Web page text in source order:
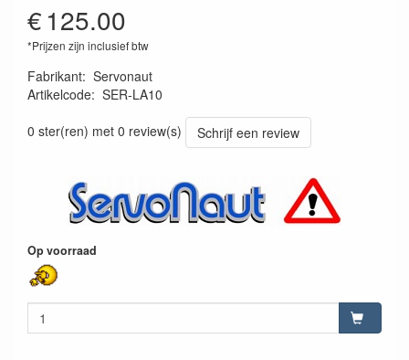
€125.00
*Prijzen zijn inclusief btw
Fabrikant: Servonaut
Artikelcode: SER-LA10
0 ster(ren) met 0 review(s)
Schrijf een review
Op voorraad